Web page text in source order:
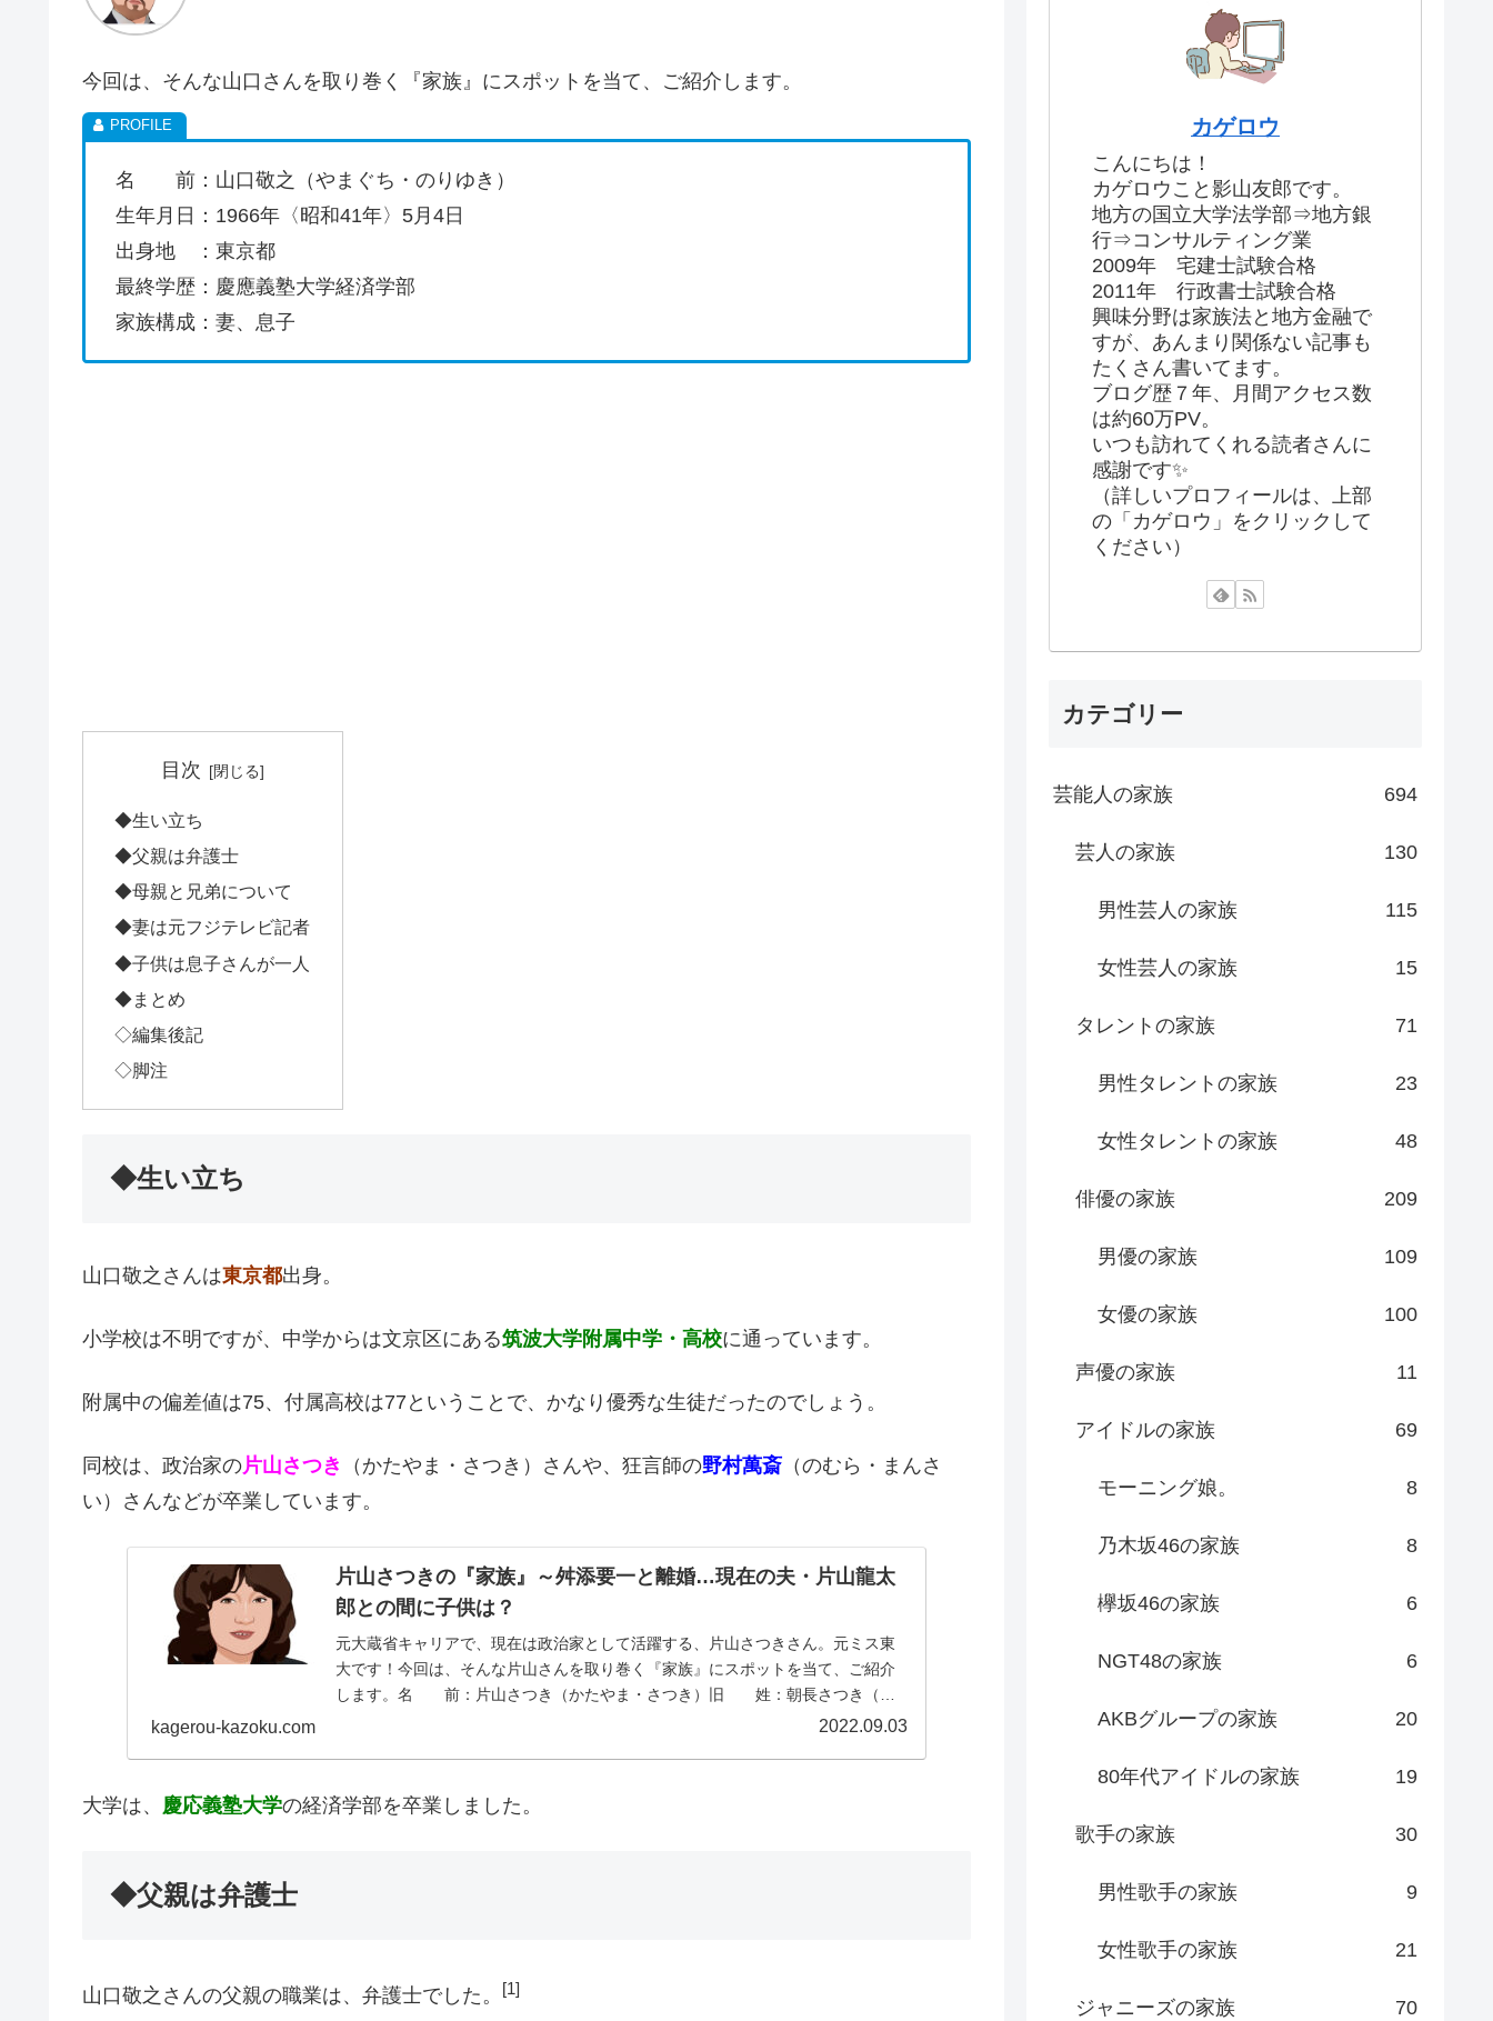
今回は、そんな山口さんを取り巻く『家族』にスポットを当て、ご紹介します。
名 前：山口敬之（やまぐち・のりゆき）
生年月日：1966年〈昭和41年〉5月4日
出身地 ：東京都
最終学歴：慶應義塾大学経済学部
家族構成：妻、息子
目次
◆生い立ち
◆父親は弁護士
◆母親と兄弟について
◆妻は元フジテレビ記者
◆子供は息子さんが一人
◆まとめ
◇編集後記
◇脚注
◆生い立ち
山口敬之さんは東京都出身。
小学校は不明ですが、中学からは文京区にある筑波大学附属中学・高校に通っています。
附属中の偏差値は75、付属高校は77ということで、かなり優秀な生徒だったのでしょう。
同校は、政治家の片山さつき （かたやま・さつき）さんや、狂言師の野村萬斎 （のむら・まんさ
い）さんなどが卒業しています。
片山さつきの『家族』～舛添要一と離婚…現在の夫・片山龍太
郎との間に子供は？
元大蔵省キャリアで、現在は政治家として活躍する、片山さつきさん。元ミス東
大です！今回は、そんな片山さんを取り巻く『家族』にスポットを当て、ご紹介
します。名 前：片山さつき（かたやま・さつき）旧 姓：朝長さつき（と
kagerou-kazoku.com 2022.09.03
大学は、 慶応義塾大学の経済学部を卒業しました。
◆父親は弁護士
山口敬之さんの父親の職業は、弁護士でした。 [1]
カゲロウ
こんにちは！
カゲロウこと影山友郎です。
地方の国立大学法学部⇒地方銀
行⇒コンサルティング業
2009年 宅建士試験合格
2011年 行政書士試験合格
興味分野は家族法と地方金融で
すが、あんまり関係ない記事も
たくさん書いてます。
ブログ歴７年、月間アクセス数
は約60万PV。
いつも訪れてくれる読者さんに
感謝です✨
（詳しいプロフィールは、上部
の「カゲロウ」をクリックして
ください）
カテゴリー
芸能人の家族 694
芸人の家族 130
男性芸人の家族 115
女性芸人の家族 15
タレントの家族 71
男性タレントの家族 23
女性タレントの家族 48
俳優の家族 209
男優の家族 109
女優の家族 100
声優の家族 11
アイドルの家族 69
モーニング娘。 8
乃木坂46の家族 8
欅坂46の家族 6
NGT48の家族 6
AKBグループの家族 20
80年代アイドルの家族 19
歌手の家族 30
男性歌手の家族 9
女性歌手の家族 21
ジャニーズの家族 70